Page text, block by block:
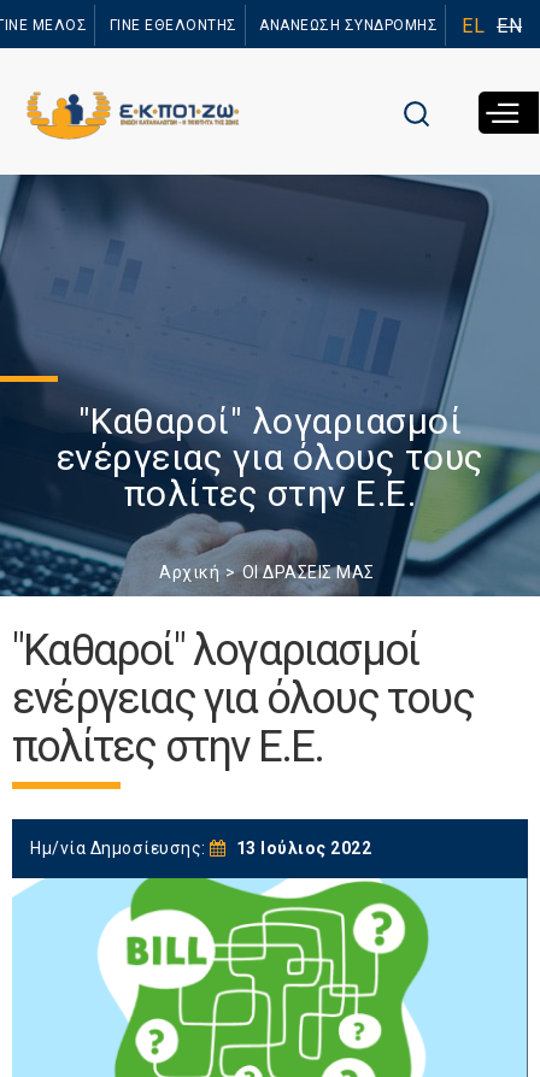
προς το
ΜΕΛΟΣ ΓΙΝΕ ΕΘΕΛΟΝΤΗΣ ΑΝΑΝΕΩΣΗ ΣΥΝΔΡΟΜΗΣ EL EN
"Καθαροί" λογαριασμοί
ενέργειας για όλους τους
πολίτες στην Ε.Ε.
Αρχική ΟΙ ΔΡΑΣΕΙΣ ΜΑΣ
"Καθαροί" λογαριασμοί
ενέργειας για όλους τους
πολίτες στην Ε.Ε.
Ημ/νία Δημοσίευσης: 13 Ιούλιος 2022